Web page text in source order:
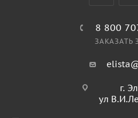
8 800
ЗАКАЗАТЬ
г.
ул